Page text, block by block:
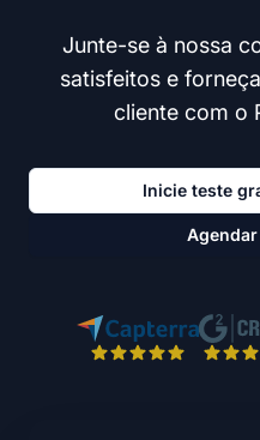
Junte-se à nossa
satisfeitos e
cliente com o
Inicie teste